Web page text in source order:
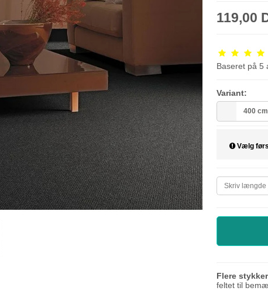
119,00
Baseret på 5
Variant:
400 cm
Vælg
Flere
feltet til